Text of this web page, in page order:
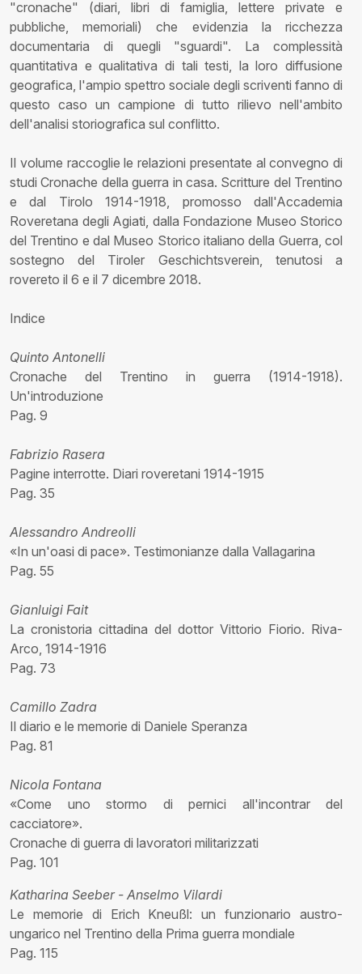
"cronache" (diari, libri di famiglia, lettere private e
pubbliche, memoriali) che evidenzia la ricchezza
documentaria di quegli "sguardi". La complessità
quantitativa e qualitativa di tali testi, la loro diffusione
geografica, l'ampio spettro sociale degli scriventi fanno di
questo caso un campione di tutto rilievo nell'ambito
dell'analisi storiografica sul conflitto.
Il volume raccoglie le relazioni presentate al convegno di
studi Cronache della guerra in casa. Scritture del Trentino
e dal Tirolo 1914-1918, promosso dall'Accademia
Roveretana degli Agiati, dalla Fondazione Museo Storico
del Trentino e dal Museo Storico italiano della Guerra, col
sostegno del Tiroler Geschichtsverein, tenutosi a
rovereto il 6 e il 7 dicembre 2018.
Indice
Quinto Antonelli
Cronache del Trentino in guerra (1914-1918).
Un'introduzione
Pag. 9
Fabrizio Rasera
Pagine interrotte. Diari roveretani 1914-1915
Pag. 35
Alessandro Andreolli
«In un'oasi di pace». Testimonianze dalla Vallagarina
Pag. 55
Gianluigi Fait
La cronistoria cittadina del dottor Vittorio Fiorio. Riva-
Arco, 1914-1916
Pag. 73
Camillo Zadra
Il diario e le memorie di Daniele Speranza
Pag. 81
Nicola Fontana
«Come uno stormo di pernici all'incontrar del
cacciatore».
Cronache di guerra di lavoratori militarizzati
Pag. 101
Katharina Seeber - Anselmo Vilardi
Le memorie di Erich Kneußl: un funzionario austro-
ungarico nel Trentino della Prima guerra mondiale
Pag. 115